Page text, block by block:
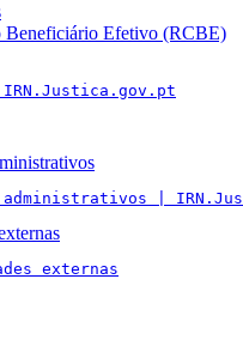
Beneficiário Efetivo (RCBE)
administrativos |
externas